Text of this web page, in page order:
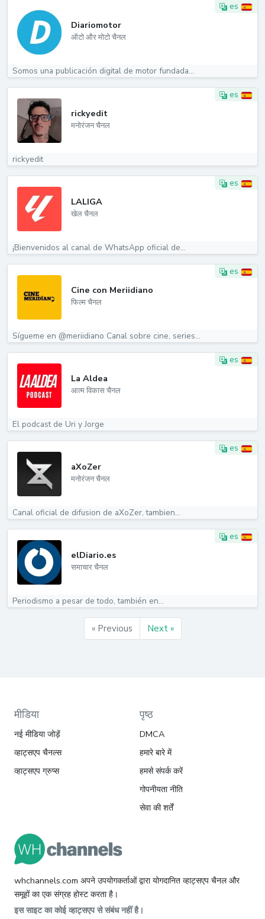
es
Diariomotor
ऑटो और मोटो चैनल
Somos una publicación digital de motor fundada...
es
rickyedit
मनोरंजन चैनल
rickyedit
es
LALIGA
खेल चैनल
¡Bienvenidos al canal de WhatsApp oficial de...
es
Cine con Meriidiano
फिल्म चैनल
Sígueme en @meriidiano Canal sobre cine, series...
es
La Aldea
आत्म विकास चैनल
El podcast de Uri y Jorge
es
aXoZer
मनोरंजन चैनल
Canal oficial de difusion de aXoZer, tambien...
es
elDiario.es
समाचार चैनल
Periodismo a pesar de todo, también en...
« Previous Next »
मीडिया
नई मीडिया जोड़ें
व्हाट्सएप चैनल्स
व्हाट्सएप ग्रुप्स
पृष्ठ
DMCA
हमारे बारे में
हमसे संपर्क करें
गोपनीयता नीति
सेवा की शर्तें
whchannels.com अपने उपयोगकर्ताओं द्वारा योगदानित व्हाट्सएप चैनल और
समूहों का एक संग्रह होस्ट करता है।
इस साइट का कोई व्हाट्सएप से संबंध नहीं है।